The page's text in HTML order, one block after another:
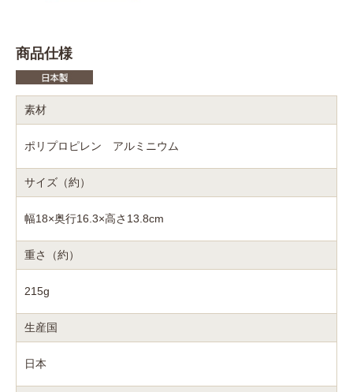
商品仕様
素材
ポリプロピレン アルミニウム
サイズ（約）
幅18×奥行16.3×高さ13.8cm
重さ（約）
215g
生産国
日本